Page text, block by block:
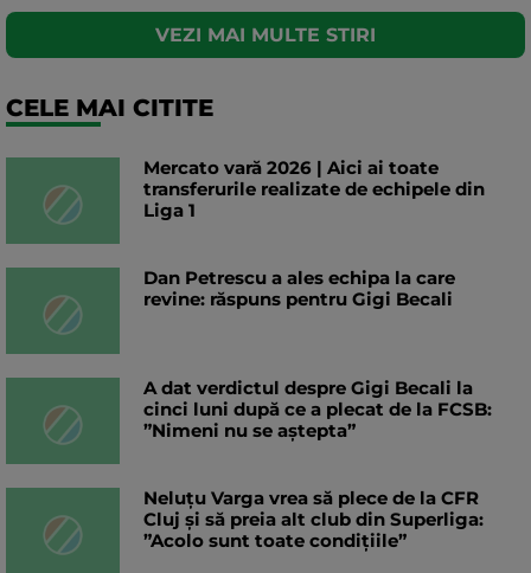
VEZI MAI MULTE STIRI
CELE MAI CITITE
Mercato vară 2026 | Aici ai toate
transferurile realizate de echipele din
Liga 1
Dan Petrescu a ales echipa la care
revine: răspuns pentru Gigi Becali
A dat verdictul despre Gigi Becali la
cinci luni după ce a plecat de la FCSB:
”Nimeni nu se aștepta”
Neluțu Varga vrea să plece de la CFR
Cluj și să preia alt club din Superliga:
”Acolo sunt toate condițiile”